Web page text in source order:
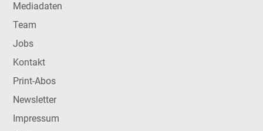
Mediadaten
Team
Jobs
Kontakt
Print-Abos
Newsletter
Impressum